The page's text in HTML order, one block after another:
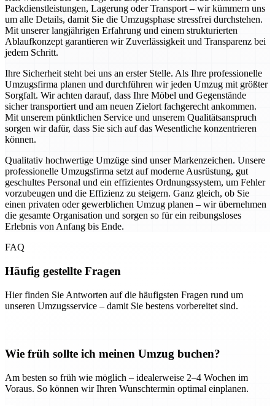
Packdienstleistungen, Lagerung oder Transport – wir kümmern uns
um alle Details, damit Sie die Umzugsphase stressfrei durchstehen.
Mit unserer langjährigen Erfahrung und einem strukturierten
Ablaufkonzept garantieren wir Zuverlässigkeit und Transparenz bei
jedem Schritt.
Ihre Sicherheit steht bei uns an erster Stelle. Als Ihre professionelle
Umzugsfirma planen und durchführen wir jeden Umzug mit größter
Sorgfalt. Wir achten darauf, dass Ihre Möbel und Gegenstände
sicher transportiert und am neuen Zielort fachgerecht ankommen.
Mit unserem pünktlichen Service und unserem Qualitätsanspruch
sorgen wir dafür, dass Sie sich auf das Wesentliche konzentrieren
können.
Qualitativ hochwertige Umzüge sind unser Markenzeichen. Unsere
professionelle Umzugsfirma setzt auf moderne Ausrüstung, gut
geschultes Personal und ein effizientes Ordnungssystem, um Fehler
vorzubeugen und die Effizienz zu steigern. Ganz gleich, ob Sie
einen privaten oder gewerblichen Umzug planen – wir übernehmen
die gesamte Organisation und sorgen so für ein reibungsloses
Erlebnis von Anfang bis Ende.
FAQ
Häufig gestellte Fragen
Hier finden Sie Antworten auf die häufigsten Fragen rund um
unseren Umzugsservice – damit Sie bestens vorbereitet sind.
Wie früh sollte ich meinen Umzug buchen?
Am besten so früh wie möglich – idealerweise 2–4 Wochen im
Voraus. So können wir Ihren Wunschtermin optimal einplanen.